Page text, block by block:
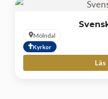
Mölndal
Kyrkor